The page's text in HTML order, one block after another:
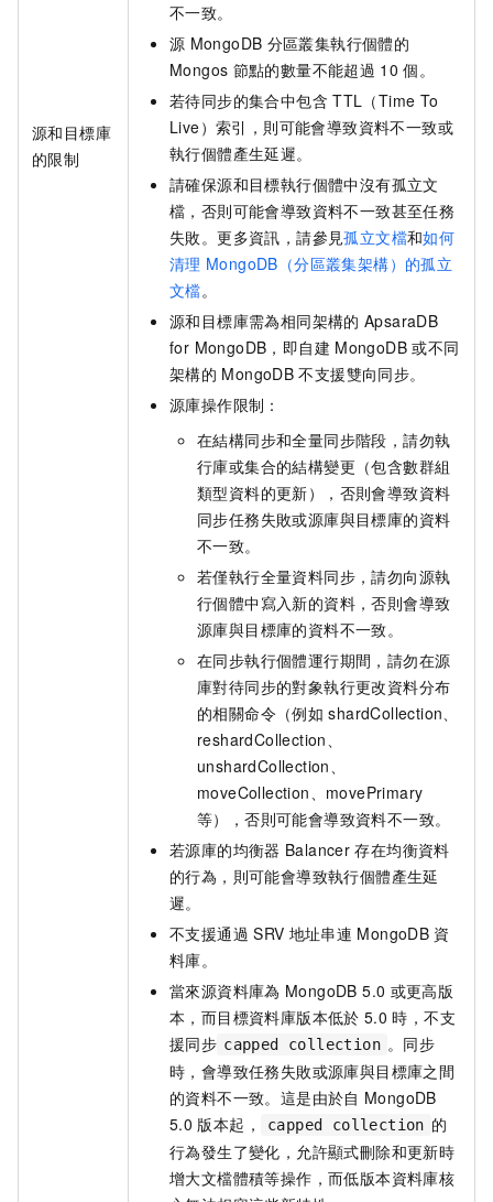
源和目標庫
的限制
不一致。
源 MongoDB 分區叢集執行個體的
Mongos 節點的數量不能超過 10 個。
若待同步的集合中包含 TTL（Time To
Live）索引，則可能會導致資料不一致或
執行個體產生延遲。
請確保源和目標執行個體中沒有孤立文
檔，否則可能會導致資料不一致甚至任務
失敗。更多資訊，請參見孤立文檔和如何
清理 MongoDB（分區叢集架構）的孤立
文檔。
源和目標庫需為相同架構的 ApsaraDB
for MongoDB ，即自建 MongoDB 或不同
架構的 MongoDB 不支援雙向同步。
源庫操作限制：
在結構同步和全量同步階段，請勿執
行庫或集合的結構變更（包含數群組
類型資料的更新），否則會導致資料
同步任務失敗或源庫與目標庫的資料
不一致。
若僅執行全量資料同步，請勿向源執
行個體中寫入新的資料，否則會導致
源庫與目標庫的資料不一致。
在同步執行個體運行期間，請勿在源
庫對待同步的對象執行更改資料分布
的相關命令（例如 shardCollection、
reshardCollection、
unshardCollection、
moveCollection、movePrimary
等），否則可能會導致資料不一致。
若源庫的均衡器 Balancer 存在均衡資料
的行為，則可能會導致執行個體產生延
遲。
不支援通過 SRV 地址串連 MongoDB 資
料庫。
當來源資料庫為 MongoDB 5.0 或更高版
本，而目標資料庫版本低於 5.0 時，不支
援同步 capped collection 。同步
時，會導致任務失敗或源庫與目標庫之間
的資料不一致。這是由於自 MongoDB
5.0 版本起， capped collection 的
行為發生了變化，允許顯式刪除和更新時
增大文檔體積等操作，而低版本資料庫核